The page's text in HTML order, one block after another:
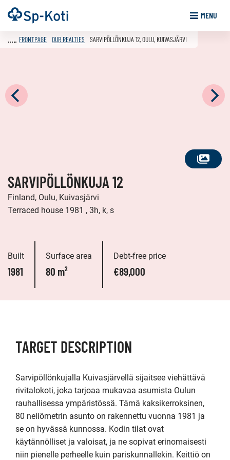
Go
to
Frontpage MENU
SEE
FRONTPAGE OUR REALTIES SARVIPÖLLÖNKUJA 12, OULU, KUIVASJÄRVI
SARVIPÖLLÖNKUJA 12
Finland, Oulu, Kuivasjärvi
Terraced house 1981 , 3h, k, s
Built
1981
Surface area
80 m²
Debt-free price
€89,000
TARGET DESCRIPTION
Sarvipöllönkujalla Kuivasjärvellä sijaitsee viehättävä
rivitalokoti, joka tarjoaa mukavaa asumista Oulun
rauhallisessa ympäristössä. Tämä kaksikerroksinen,
80 neliömetrin asunto on rakennettu vuonna 1981 ja
se on hyvässä kunnossa. Kodin tilat ovat
käytännölliset ja valoisat, ja ne sopivat erinomaisesti
niin pienelle perheelle kuin pariskunnallekin. Keittiö on